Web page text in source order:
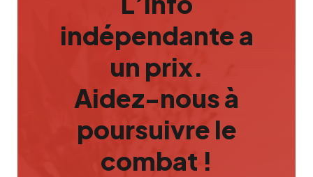
indépendante a
un prix.
Aidez-nous à
poursuivre le
combat !